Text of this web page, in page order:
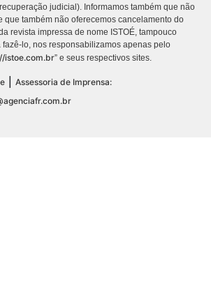
judicial). Informamos também que não
que também não oferecemos cancelamento do
revista impressa de nome ISTOÉ, tampouco
lo, nos responsabilizamos apenas pelo
istoe.com.br” e seus respectivos sites.
| Assessoria de Imprensa: